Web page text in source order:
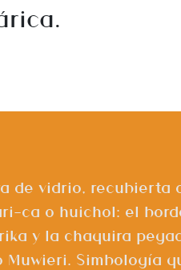
de vidrio, recubierta
ca o huichol: el
y la chaquira
Muwieri. Simbología